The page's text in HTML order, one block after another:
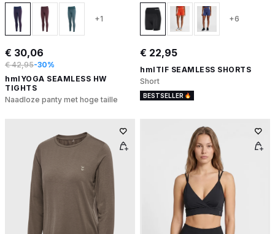
+1
€ 30,06
€ 42,95-30%
hmlYOGA SEAMLESS HW
TIGHTS
Naadloze panty met hoge taille
+6
€ 22,95
hmlTIF SEAMLESS SHORTS
Short
BESTSELLER